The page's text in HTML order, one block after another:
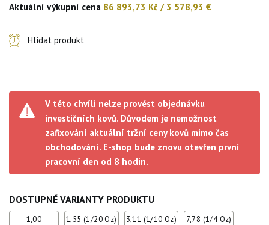
Aktuální výkupní cena 86 893,73 Kč / 3 578,93 €
Hlídat produkt
V této chvíli nelze provést objednávku
investičních kovů. Důvodem je nemožnost
zafixování aktuální tržní ceny kovů mimo čas
obchodování. E-shop bude znovu otevřen první
pracovní den od 8 hodin.
DOSTUPNÉ VARIANTY PRODUKTU
1,00 1,55 (1/20 Oz) 3,11 (1/10 Oz) 7,78 (1/4 Oz)